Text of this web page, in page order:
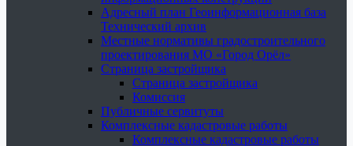
Адресный план Геоинформационная база
Технический архив
Местные нормативы градостроительного
проектирования МО «Город Орёл»
Страница застройщика
Страница застройщика
Комиссия
Публичные сервитуты
Комплексные кадастровые работы
Комплексные кадастровые работы